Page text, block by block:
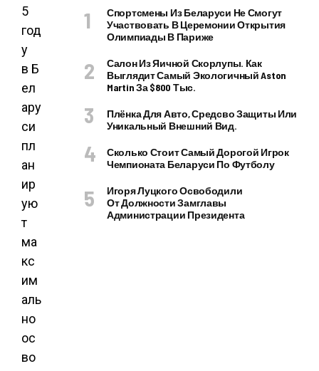
5
год
у
в Б
ел
ару
си
пл
ан
ир
ую
т
ма
кс
им
аль
но
ос
во
Спортсмены Из Беларуси Не Смогут
Участвовать В Церемонии Открытия
Олимпиады В Париже
Салон Из Яичной Скорлупы. Как
Выглядит Самый Экологичный Aston
Martin За $800 Тыс.
Плёнка Для Авто, Средсво Защиты Или
Уникальный Внешний Вид.
Сколько Стоит Самый Дорогой Игрок
Чемпионата Беларуси По Футболу
Игоря Луцкого Освободили
От Должности Замглавы
Администрации Президента